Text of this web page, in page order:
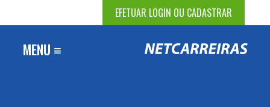
EFETUAR LOGIN OU CADASTRAR
MENU ≡